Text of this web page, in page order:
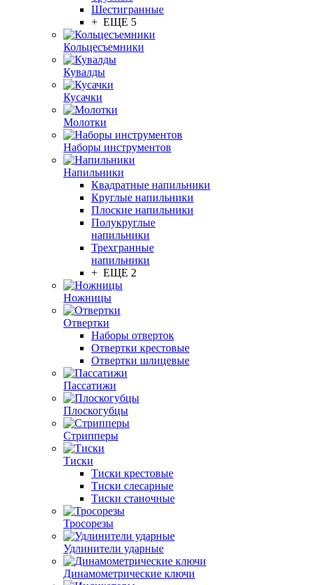
Шестигранные
+ ЕЩЕ 5
Кольцесъемники
Кувалды
Кусачки
Молотки
Наборы инструментов
Напильники
Квадратные напильники
Круглые напильники
Плоские напильники
Полукруглые
напильники
Трехгранные
напильники
+ ЕЩЕ 2
Ножницы
Отвертки
Наборы отверток
Отвертки крестовые
Отвертки шлицевые
Пассатижи
Плоскогубцы
Стрипперы
Тиски
Тиски крестовые
Тиски слесарные
Тиски станочные
Тросорезы
Удлинители ударные
Динамометрические ключи